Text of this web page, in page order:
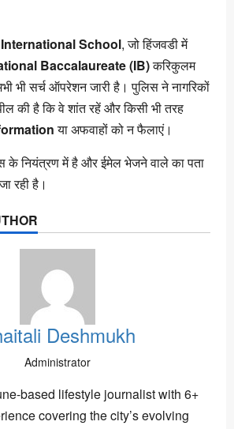
School, जो हिंजवडी में
Baccalaureate (IB)करिकुलम
भी सर्च ऑपरेशन जारी है। पुलिस ने नागरिकों
की है कि वे शांत रहें और किसी भी तरह
या अफवाहों को न फैलाएं।
के नियंत्रण में है और ईमेल भेजने वाले का पता
रही है।
Deshmukh
Administrator
based lifestyle journalist with 6+
covering the city’s evolving